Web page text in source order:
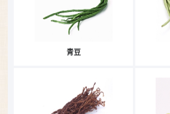
青豆